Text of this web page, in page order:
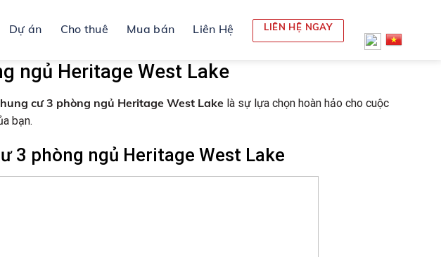
Dự án Cho thuê Mua bán Liên Hệ LIÊN HỆ NGAY
ngủ Heritage West Lake
cư 3 phòng ngủ Heritage West Lakelà sự lựa chọn hoàn hảo cho cuộc
bạn.
3 phòng ngủ Heritage West Lake